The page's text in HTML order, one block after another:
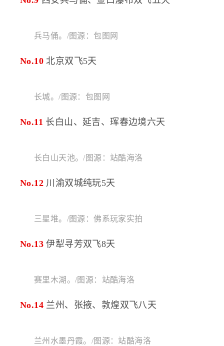
兵马俑。/图源：包图网
No.10 北京双飞5天
长城。/图源：包图网
No.11 长白山、延吉、珲春边境六天
长白山天池。/图源：站酷海洛
No.12 川渝双城纯玩5天
三星堆。/图源：佛系玩家实拍
No.13 伊犁寻芳双飞8天
赛里木湖。/图源：站酷海洛
No.14 兰州、张掖、敦煌双飞八天
兰州水墨丹霞。/图源：站酷海洛